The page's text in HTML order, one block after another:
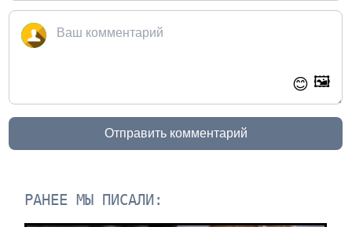
😊 🖼️
Отправить комментарий
РАНЕЕ МЫ ПИСАЛИ: